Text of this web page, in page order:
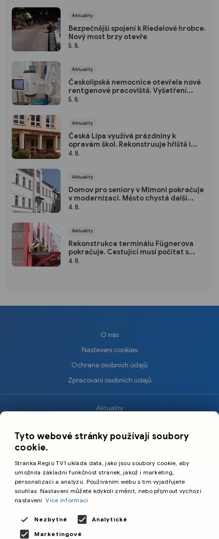
Aktuality
Bezpečnější spojení k Riedelově hrobce.
Nový most brzy otevře
5. 8.
Aktuality
Českolipská nemocnice otevřela nové
rentgenové pracoviště. Vyšetření
budou rychlejší i šetrnější
5. 8.
Aktuality
Česká Lípa využívá prázdniny k
opravám škol. Rekonstruuje hřiště i
střechu školky
4. 8.
Aktuality
Domov pro seniory v Mimoni pokračuje
v modernizaci. Město chystá další
investice
4. 8.
Aktuality
Rekonstrukce terminálu Fügnerova
pokračuje. Cestující musí počítat s
přesuny zastávek
4. 8.
O nás
Nastavení cookies
Ochrana osobních údajů
Zpracování osobních údajů
Aktuality
Sport
Cestování
Primetime Media s.r.o.
Tyto webové stránky používají soubory
cookie.
Stránka Regio TV1 ukládá data, jako jsou soubory cookie, aby
umožnila základní funkčnost stránek, jakož i marketing,
personalizaci a analýzu. Používáním webu s tím vyjadřujete
souhlas. Nastavení můžete kdykoli změnit, nebo přijmout výchozí
nastavení.Více informací
Nezbytné
Analytické
Marketingové